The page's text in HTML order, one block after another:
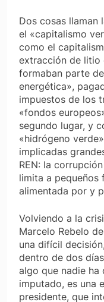
Dos cosas llaman
el «capitalismo
como el
extracción de litio
formaban parte
energética»,
impuestos de los
«fondos
segundo lugar, y
«hidrógeno
implicadas
REN: la
limita a pequeños
alimentada por y
Volviendo a la
Marcelo Rebelo
una difícil
dentro de dos
algo que nadie ha
imputado, es una
presidente, que